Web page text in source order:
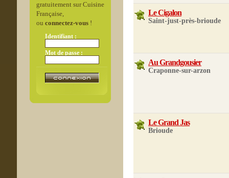
gratuitement sur Cuisine
Française,
ou connectez-vous!
Identifiant :
Mot de passe :
Le Cigalon
Saint-just-près-brioude
Au Grandgousier
Craponne-sur-arzon
Le Grand Jas
Brioude